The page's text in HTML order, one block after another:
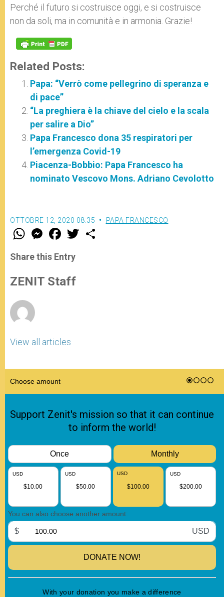
Perché il futuro si costruisce oggi, e si costruisce
non da soli, ma in comunità e in armonia. Grazie!
Related Posts:
Papa: “Verrò come pellegrino di speranza e
di pace”
“La preghiera è la chiave del cielo e la scala
per salire a Dio”
Papa Francesco dona 35 respiratori per
l’emergenza Covid-19
Piacenza-Bobbio: Papa Francesco ha
nominato Vescovo Mons. Adriano Cevolotto
OTTOBRE 12, 2020 08:35 PAPA FRANCESCO
W
t
s
p
p
M
e
s
e
g
e
F
a
e
b
o
k
w
Share this Entry
ZENIT Staff
View all articles